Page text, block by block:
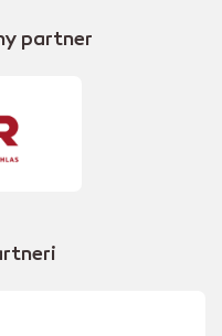
partner